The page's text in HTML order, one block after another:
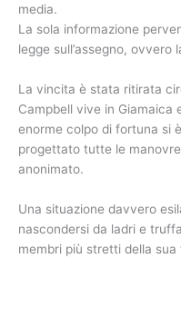
media.
La sola informazione
legge sull’assegno, ovvero
La vincita è stata ritirata
Campbell vive in Giamaica
enorme colpo di fortuna si
progettato tutte le
anonimato.
Una situazione davvero
nascondersi da ladri e
membri più stretti della sua